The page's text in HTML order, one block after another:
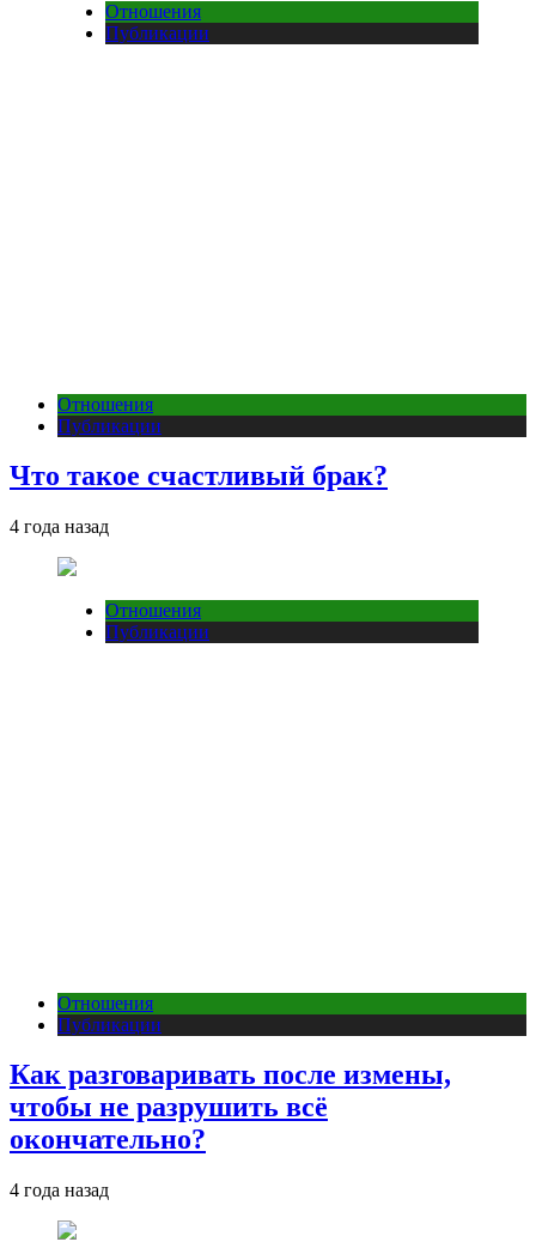
Отношения
Публикации
Отношения
Публикации
Что такое счастливый брак?
4 года назад
Отношения
Публикации
Отношения
Публикации
Как разговаривать после измены,
чтобы не разрушить всё
окончательно?
4 года назад